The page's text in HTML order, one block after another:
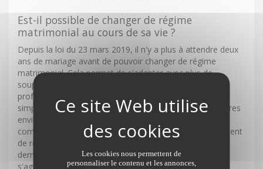
Est-il possible de changer de régime
matrimonial au cours de sa vie ?
Depuis la loi du 23 mars 2019, il n'y a plus à attendre deux
ans de mariage avant de pouvoir changer de régime
matrimonial. Cela permet de s'adapter avec plus de
souplesse en cas de changement personnel ou
professionnel. Certains peuvent en effet souhaiter un
simple aménagement de leur régime matrimonial, d'autres
envisagent un changement plus radical, d'un régime
communautaire à un régime séparatiste. Tout changement
de régime matrimonial se réalise par acte notarié. Ce
dernier contiendra la liquidation du régime antérieur, s'il
s'agit de passer de la communauté de biens réduite aux
Les cookies nous permettent de
personnaliser le contenu et les annonces,